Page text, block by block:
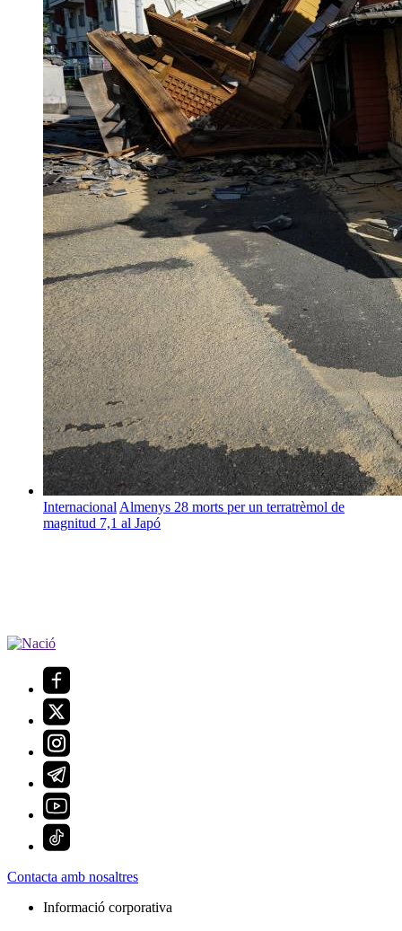
Internacional Almenys 28 morts per un terratrèmol de
magnitud 7,1 al Japó
Contacta amb nosaltres
Informació corporativa